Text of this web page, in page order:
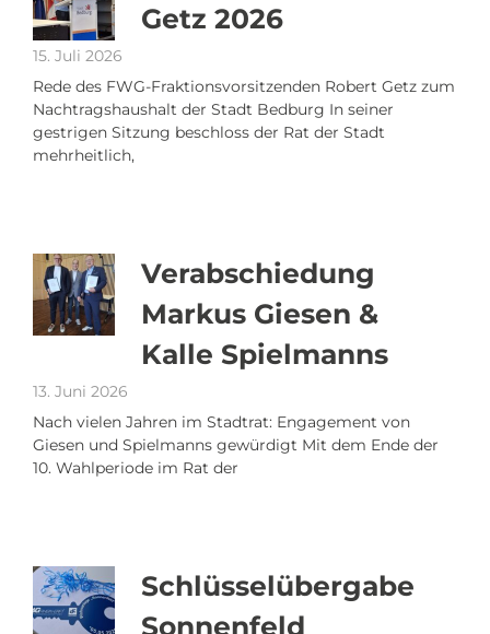
Getz 2026
15. Juli 2026
Rede des FWG-Fraktionsvorsitzenden Robert Getz zum
Nachtragshaushalt der Stadt Bedburg In seiner
gestrigen Sitzung beschloss der Rat der Stadt
mehrheitlich,
Verabschiedung
Markus Giesen &
Kalle Spielmanns
13. Juni 2026
Nach vielen Jahren im Stadtrat: Engagement von
Giesen und Spielmanns gewürdigt Mit dem Ende der
10. Wahlperiode im Rat der
Schlüsselübergabe
Sonnenfeld